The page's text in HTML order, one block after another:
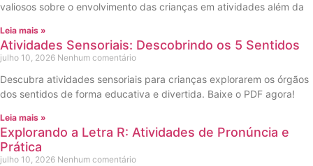
valiosos sobre o envolvimento das crianças em atividades além da
Leia mais »
Atividades Sensoriais: Descobrindo os 5 Sentidos
julho 10, 2026 Nenhum comentário
Descubra atividades sensoriais para crianças explorarem os órgãos
dos sentidos de forma educativa e divertida. Baixe o PDF agora!
Leia mais »
Explorando a Letra R: Atividades de Pronúncia e
Prática
julho 10, 2026 Nenhum comentário